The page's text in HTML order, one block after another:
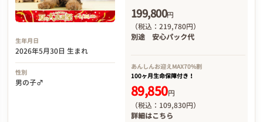
生年月日
2026年5月30日 生まれ
性別
男の子♂
199,800円
（税込：219,780円）
別途 安心パック代
あんしんお迎えMAX70%割
100ヶ月生命保障付き！
89,850円
（税込：109,830円）
詳細はこちら